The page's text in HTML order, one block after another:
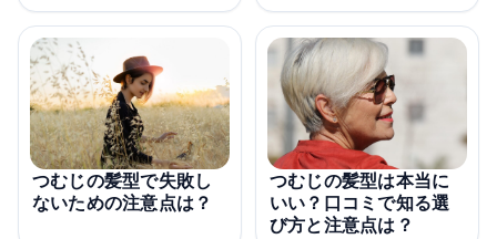
つむじの髪型で失敗し
ないための注意点は？
つむじの髪型は本当に
いい？口コミで知る選
び方と注意点は？